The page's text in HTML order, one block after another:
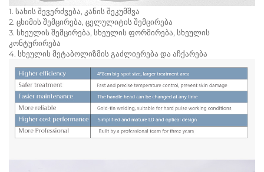
1. სახის შევერძვება, კანის შეკუმშვა
2. ცხიმის შემცირება, ცელულიტის შემცირება
3. სხეულის შემცირება, სხეულის ფორმირება, სხეულის
კონტურირება
4. სხეულის მეტაბოლიზმის გაძლიერება და აჩქარება